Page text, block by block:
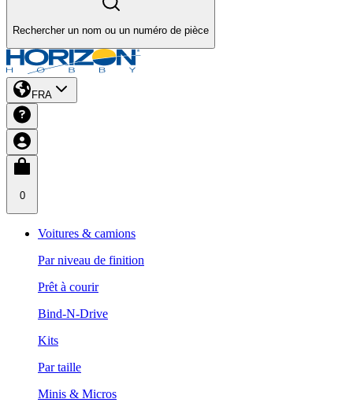
Rechercher un nom ou un numéro de pièce
FRA
0
Voitures & camions
Par niveau de finition
Prêt à courir
Bind-N-Drive
Kits
Par taille
Minis & Micros